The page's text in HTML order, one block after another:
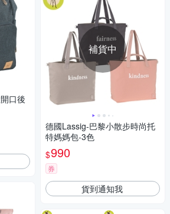
口後
補貨中
德國Lassig-巴黎小散步時尚托
特媽媽包-3色
$990
券
貨到通知我